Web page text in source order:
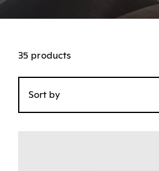
35 products
Sort by